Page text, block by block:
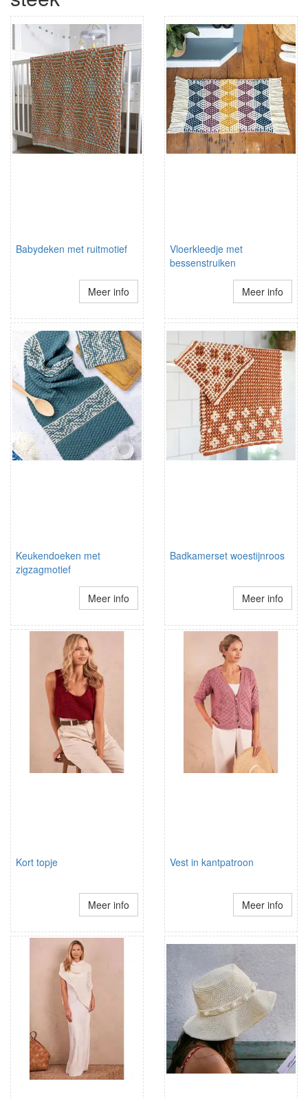
Babydeken met ruitmotief
Meer info
Vloerkleedje met
bessenstruiken
Meer info
Keukendoeken met
zigzagmotief
Meer info
Badkamerset woestijnroos
Meer info
Kort topje
Meer info
Vest in kantpatroon
Meer info